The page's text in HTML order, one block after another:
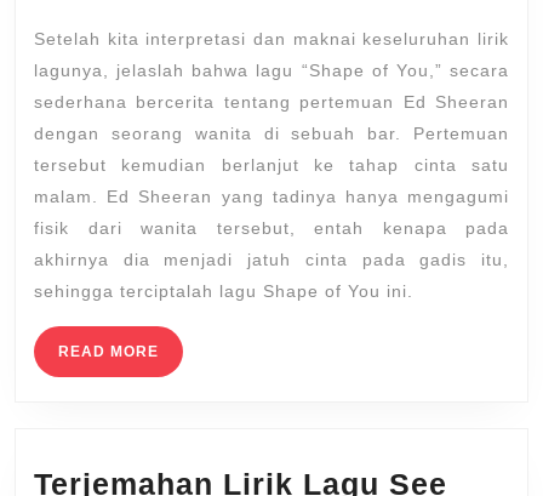
Setelah kita interpretasi dan maknai keseluruhan lirik
lagunya, jelaslah bahwa lagu “Shape of You,” secara
sederhana bercerita tentang pertemuan Ed Sheeran
dengan seorang wanita di sebuah bar. Pertemuan
tersebut kemudian berlanjut ke tahap cinta satu
malam. Ed Sheeran yang tadinya hanya mengagumi
fisik dari wanita tersebut, entah kenapa pada
akhirnya dia menjadi jatuh cinta pada gadis itu,
sehingga terciptalah lagu Shape of You ini.
READ MORE READ
MORE
Terjemahan Lirik Lagu See